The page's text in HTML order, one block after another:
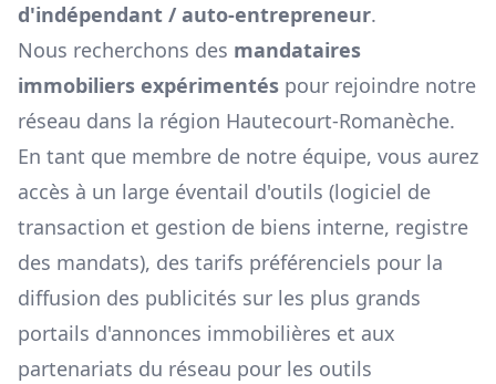
d'indépendant / auto-entrepreneur.
Nous recherchons des mandataires
immobiliers expérimentés pour rejoindre notre
réseau dans la région Hautecourt-Romanèche.
En tant que membre de notre équipe, vous aurez
accès à un large éventail d'outils (logiciel de
transaction et gestion de biens interne, registre
des mandats), des tarifs préférenciels pour la
diffusion des publicités sur les plus grands
portails d'annonces immobilières et aux
partenariats du réseau pour les outils